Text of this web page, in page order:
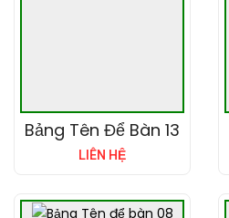
Bảng Tên Để Bàn 13
LIÊN HỆ